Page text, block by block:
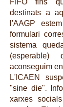
FIFO fins
destinats a
l'AAGP
formulari
sistema
aconseguim
L'ICAEN
"sine die".
xarxes